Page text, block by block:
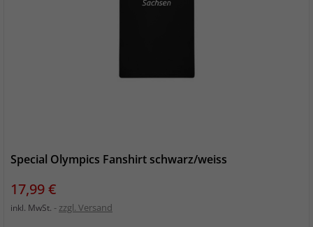
Special Olympics Fanshirt schwarz/weiss
Preis
17,99 €
inkl. MwSt. zzgl. Versand